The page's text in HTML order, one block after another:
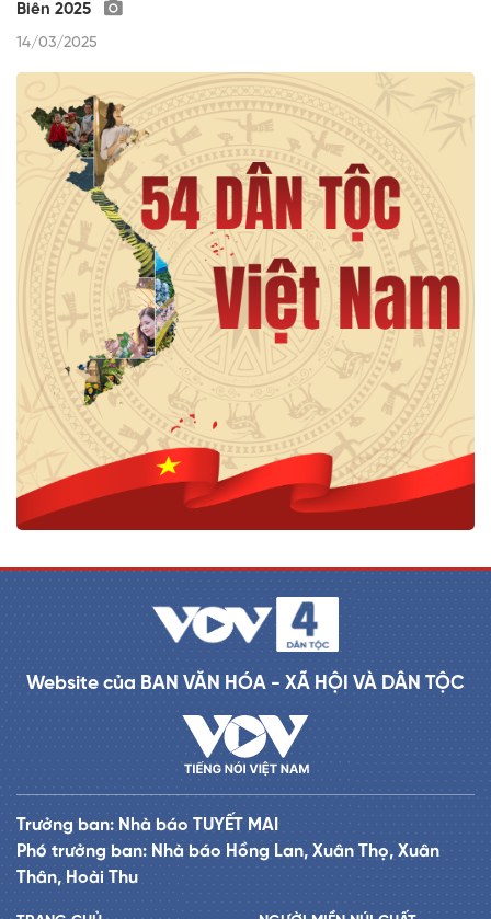
Biên 2025
14/03/2025
Website của BAN VĂN HÓA - XÃ HỘI VÀ DÂN TỘC
Trưởng ban: Nhà báo TUYẾT MAI
Phó trưởng ban: Nhà báo Hồng Lan, Xuân Thọ, Xuân
Thân, Hoài Thu